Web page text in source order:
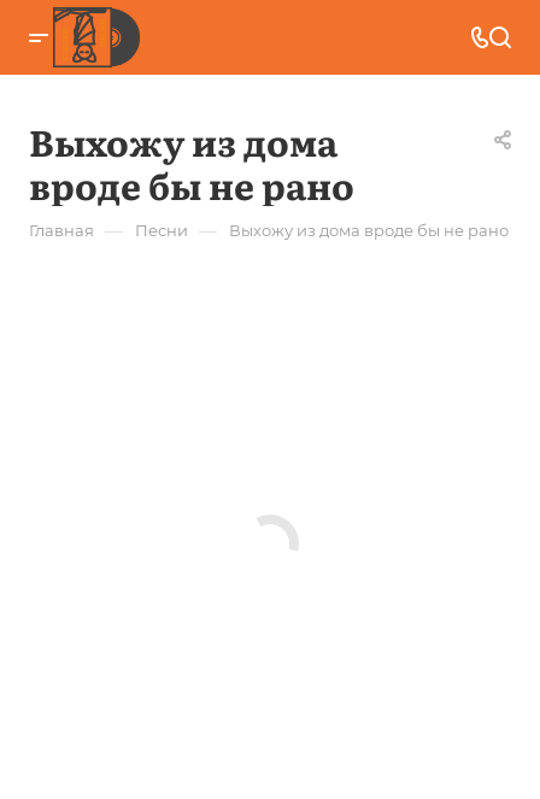
Выхожу из дома
вроде бы не рано
Главная — Песни — Выхожу из дома вроде бы не рано